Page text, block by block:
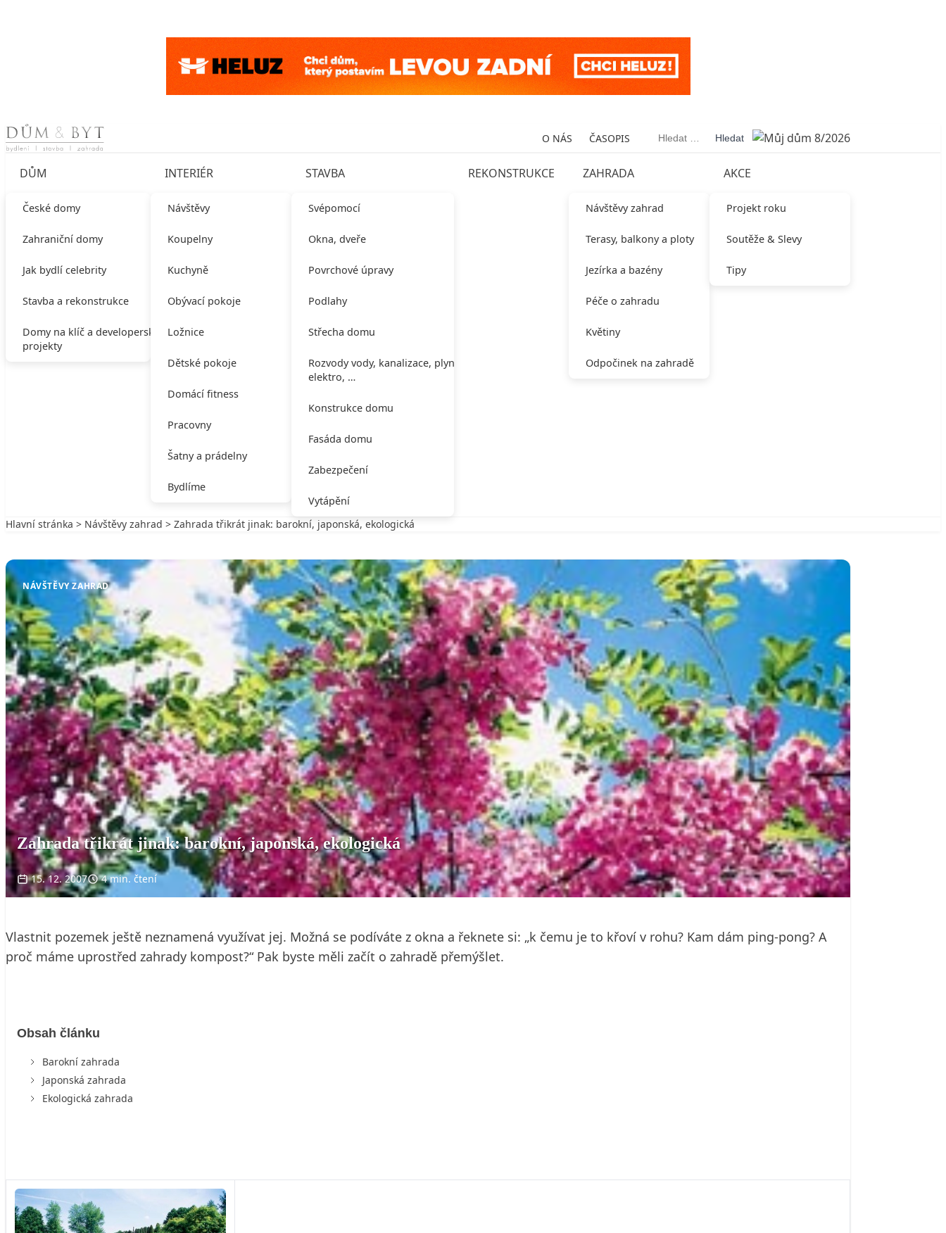
Skip to content O NÁS ČASOPIS Vyhledávání
DŮM
České domy
Zahraniční domy
Jak bydlí celebrity
Stavba a rekonstrukce
Domy na klíč a developerské
projekty
INTERIÉR
Návštěvy
Koupelny
Kuchyně
Obývací pokoje
Ložnice
Dětské pokoje
Domácí fitness
Pracovny
Šatny a prádelny
Bydlíme
STAVBA
Svépomocí
Okna, dveře
Povrchové úpravy
Podlahy
Střecha domu
Rozvody vody, kanalizace, plynu,
elektro, …
Konstrukce domu
Fasáda domu
Zabezpečení
Vytápění
REKONSTRUKCE ZAHRADA
Návštěvy zahrad
Terasy, balkony a ploty
Jezírka a bazény
Péče o zahradu
Květiny
Odpočinek na zahradě
AKCE
Projekt roku
Soutěže & Slevy
Tipy
Hlavní stránka > Návštěvy zahrad > Zahrada třikrát jinak: barokní, japonská, ekologická
NÁVŠTĚVY ZAHRAD
Zahrada třikrát jinak: barokní, japonská, ekologická
15. 12. 2007 4 min. čtení
Vlastnit pozemek ještě neznamená využívat jej. Možná se podíváte z okna a řeknete si: „k čemu je to křoví v rohu? Kam dám ping-pong? A
proč máme uprostřed zahrady kompost?“ Pak byste měli začít o zahradě přemýšlet.
Obsah článku
Barokní zahrada
Japonská zahrada
Ekologická zahrada